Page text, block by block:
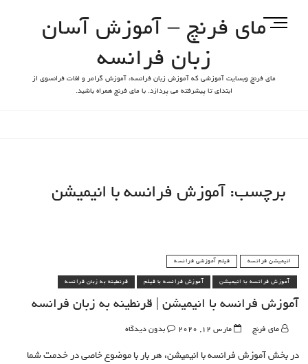
مای فرنچ – آموزش آسان
زبان فرانسه
مای فرنچ وبسایت آموزشی که آموزش زبان فرانسه، آموزش گرامر و لغات فرانسوی از
ابتدای تا پیشرفته می پردازد. با مای فرنچ همراه باشید.
M
برچسب:آموزش فرانسه با انیمیشن
انیمیشن فرانسه فیلم آموزشی فرانسه
آموزش فرانسه با انیمیشن آموزش فرانسه با فیلم قرنطینه به زبان فرانسه
آموزش فرانسه با انیمیشن | قرنطینه به زبان فرانسه
مای فرنچ مارس 12, 2020 بدون دیدگاه
در بخش آموزش فرانسه با انیمیشن، هر بار با موضوع خاصی در خدمت شما